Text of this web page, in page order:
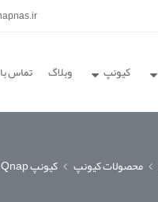
کیونپ وبلاگ تماس
محصولات کیونپ کیونپ Qnap مدل متوسط